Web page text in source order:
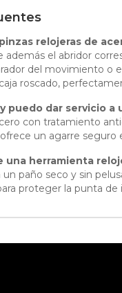
relojeras de
además el abridor
del movimiento o
roscado,
puedo dar servicio
con tratamiento
un agarre seguro
una herramienta
paño seco y sin
proteger la punta